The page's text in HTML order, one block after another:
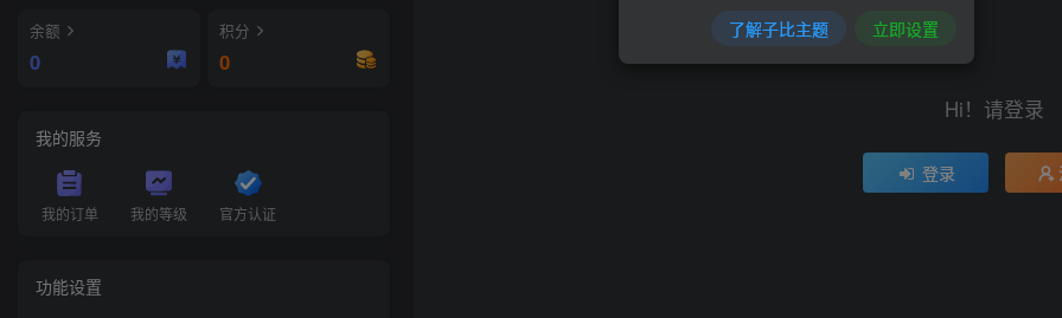
余额
0
积分
0
我的服务
我的订单 我的等级 官方认证
功能设置
Hi！请登录
登录
了解子比主题 立即设置